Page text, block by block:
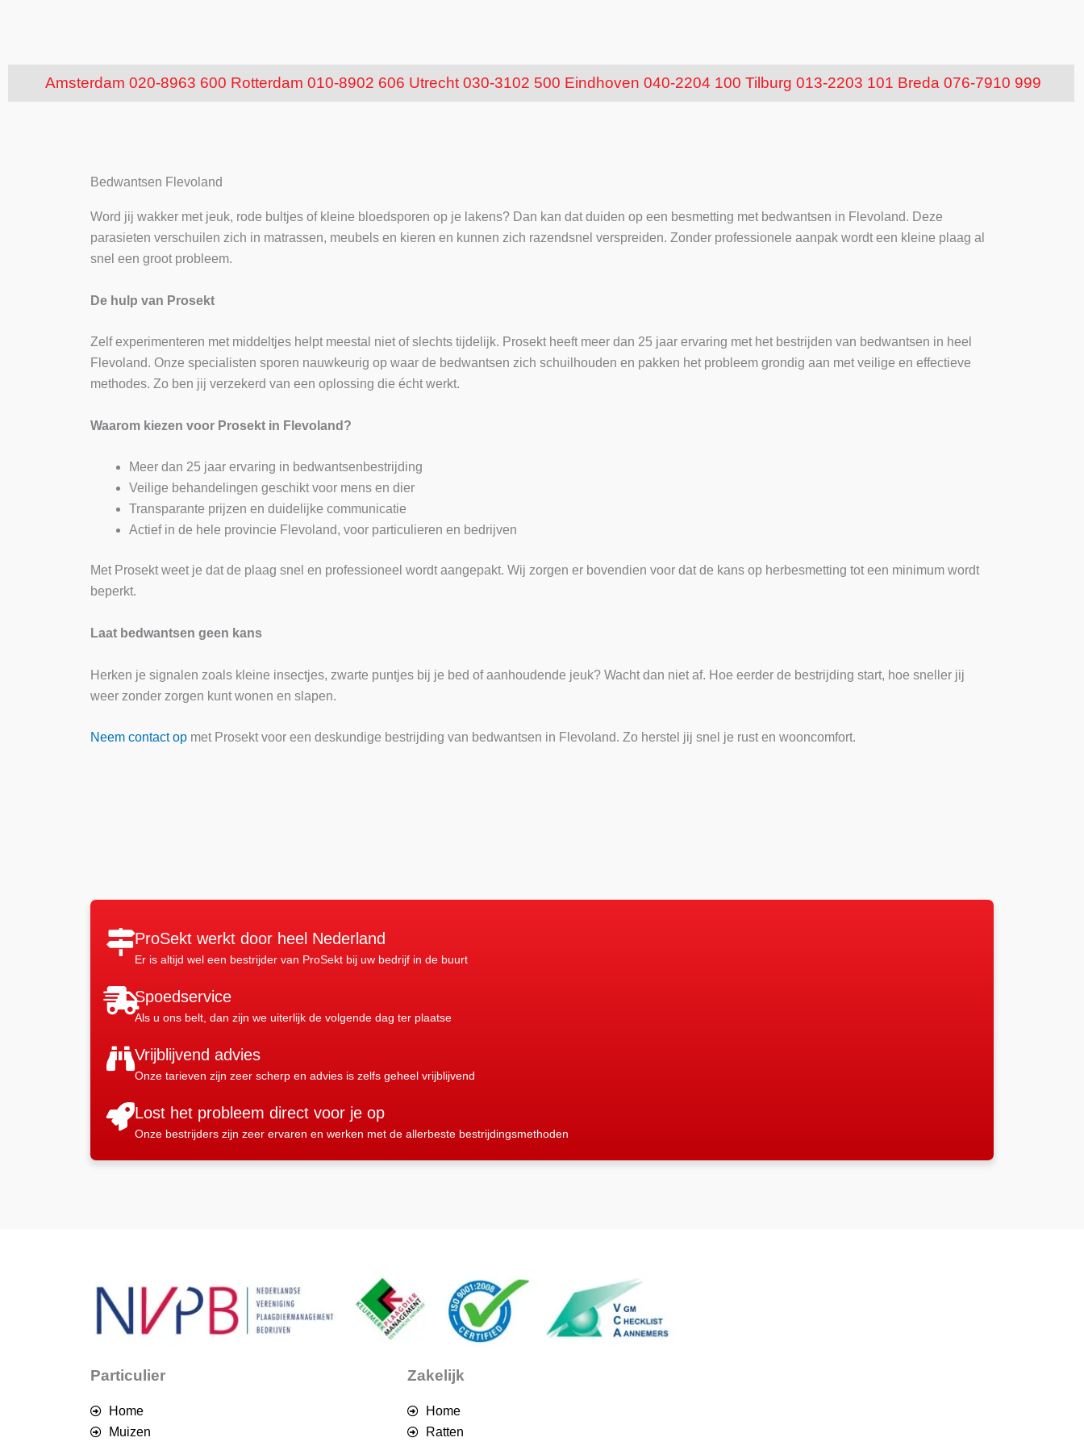
Amsterdam 020-8963 600 Rotterdam 010-8902 606 Utrecht 030-3102 500 Eindhoven 040-2204 100 Tilburg 013-2203 101 Breda 076-7910 999
Bedwantsen Flevoland
Word jij wakker met jeuk, rode bultjes of kleine bloedsporen op je lakens? Dan kan dat duiden op een besmetting met bedwantsen in Flevoland. Deze
parasieten verschuilen zich in matrassen, meubels en kieren en kunnen zich razendsnel verspreiden. Zonder professionele aanpak wordt een kleine plaag al
snel een groot probleem.
De hulp van Prosekt
Zelf experimenteren met middeltjes helpt meestal niet of slechts tijdelijk. Prosekt heeft meer dan 25 jaar ervaring met het bestrijden van bedwantsen in heel
Flevoland. Onze specialisten sporen nauwkeurig op waar de bedwantsen zich schuilhouden en pakken het probleem grondig aan met veilige en effectieve
methodes. Zo ben jij verzekerd van een oplossing die écht werkt.
Waarom kiezen voor Prosekt in Flevoland?
Meer dan 25 jaar ervaring in bedwantsenbestrijding
Veilige behandelingen geschikt voor mens en dier
Transparante prijzen en duidelijke communicatie
Actief in de hele provincie Flevoland, voor particulieren en bedrijven
Met Prosekt weet je dat de plaag snel en professioneel wordt aangepakt. Wij zorgen er bovendien voor dat de kans op herbesmetting tot een minimum wordt
beperkt.
Laat bedwantsen geen kans
Herken je signalen zoals kleine insectjes, zwarte puntjes bij je bed of aanhoudende jeuk? Wacht dan niet af. Hoe eerder de bestrijding start, hoe sneller jij
weer zonder zorgen kunt wonen en slapen.
Neem contact op met Prosekt voor een deskundige bestrijding van bedwantsen in Flevoland. Zo herstel jij snel je rust en wooncomfort.
ProSekt werkt door heel Nederland
Er is altijd wel een bestrijder van ProSekt bij uw bedrijf in de buurt
Spoedservice
Als u ons belt, dan zijn we uiterlijk de volgende dag ter plaatse
Vrijblijvend advies
Onze tarieven zijn zeer scherp en advies is zelfs geheel vrijblijvend
Lost het probleem direct voor je op
Onze bestrijders zijn zeer ervaren en werken met de allerbeste bestrijdingsmethoden
Particulier
Home
Muizen
Zakelijk
Home
Ratten